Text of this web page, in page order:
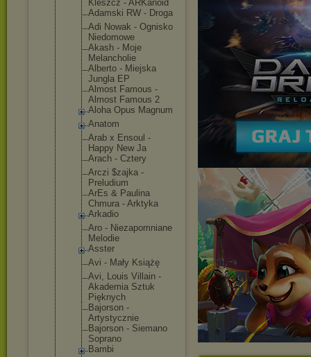
Kleszcz - ARKanoid
Adamski RW - Droga
Adi Nowak - Ognisko
Niedomowe
Akash - Moje
Melancholie
Alberto - Miejska
Jungla EP
Almost Famous -
Almost Famous 2
Aloha Opus Magnum
Anatom
Arab x Ensoul -
Happy New Ja
Arach - Cztery
Arczi $zajka -
Preludium
ArEs & Paulina
Chmura - Arktyka
Arkadio
Aro - Niezapomniane
Melodie
Asster
Avi - Mały Książę
Avi, Louis Villain -
Akademia Sztuk
Pięknych
Bajorson -
Artystycznie
Bajorson - Siemano
Soprano
Bambi